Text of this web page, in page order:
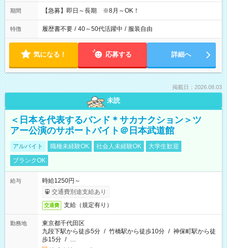
期間 【急募】即日～長期 ※8月～OK！
特徴 履歴書不要 / 40～50代活躍中 / 服装自由
気になる！ 応募する 詳細へ
掲載日：2026.08.03
未読
＜日本を代表するバンド＊サカナクション＞ツ
アー公演のサポートバイト＠日本武道館
アルバイト 職種未経験OK 社会人未経験OK
大学生歓迎
ブランクOK
給与
時給1250円～
交通費別途支給あり
交通費 支給（規定有り）
勤務地
東京都千代田区
九段下駅から徒歩5分 / 竹橋駅から徒歩10分 / 神保町駅から徒
歩15分 / …